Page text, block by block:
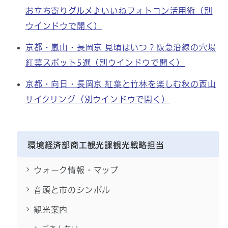
お立ち寄りグルメ♪いいねフォトコン活用術 （別
ウインドウで開く）
京都・嵐山・長岡京 見頃はいつ？阪急沿線の穴場
紅葉スポット5選 （別ウインドウで開く）
京都・向日・長岡京 紅葉と竹林を楽しむ秋の西山
サイクリング （別ウインドウで開く）
環境経済部商工観光課観光戦略担当
ウォーク情報・マップ
音頭と市のシンボル
観光案内